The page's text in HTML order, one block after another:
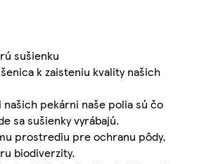
sušienku
k zaisteniu kvality našich
našich pekárni naše polia sú čo
sa sušienky vyrábajú.
prostrediu pre ochranu pôdy,
biodiverzity.